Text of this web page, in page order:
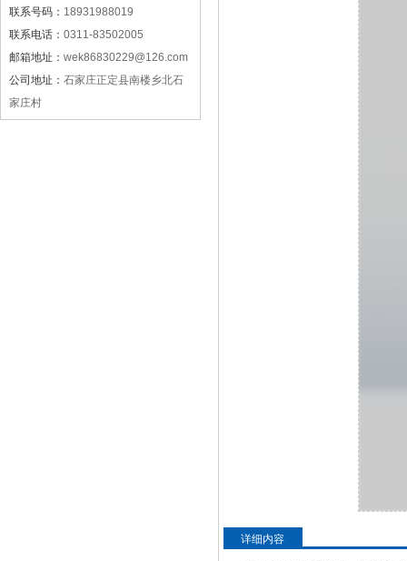
详细内容
联系号码： 18931988019
联系电话： 0311-83502005
邮箱地址： wek86830229@126.com
公司地址： 石家庄正定县南楼乡北石
家庄村